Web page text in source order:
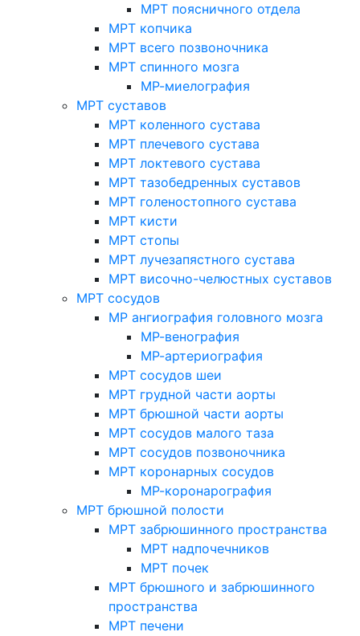
МРТ поясничного отдела
МРТ копчика
МРТ всего позвоночника
МРТ спинного мозга
МР-миелография
МРТ суставов
МРТ коленного сустава
МРТ плечевого сустава
МРТ локтевого сустава
МРТ тазобедренных суставов
МРТ голеностопного сустава
МРТ кисти
МРТ стопы
МРТ лучезапястного сустава
МРТ височно-челюстных суставов
МРТ сосудов
МР ангиография головного мозга
МР-венография
МР-артериография
МРТ сосудов шеи
МРТ грудной части аорты
МРТ брюшной части аорты
МРТ сосудов малого таза
МРТ сосудов позвоночника
МРТ коронарных сосудов
МР-коронарография
МРТ брюшной полости
МРТ забрюшинного пространства
МРТ надпочечников
МРТ почек
МРТ брюшного и забрюшинного
пространства
МРТ печени